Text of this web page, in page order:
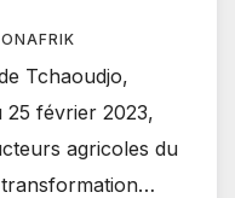
Tchaoudjo,
25 février 2023,
agricoles du
transformation…